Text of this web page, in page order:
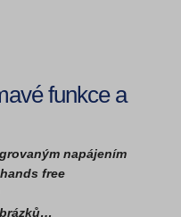
funkce a
napájením
free